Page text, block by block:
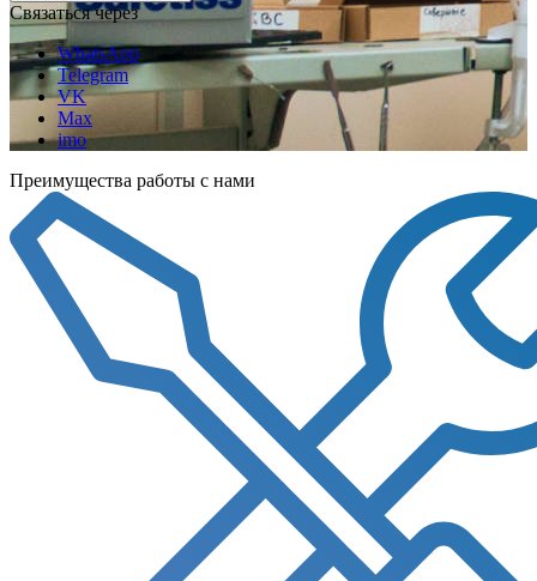
Связаться через
WhatsApp
Telegram
VK
Max
imo
Преимущества работы с нами